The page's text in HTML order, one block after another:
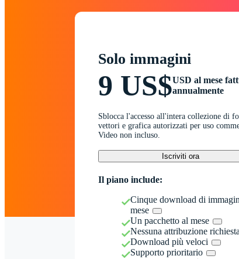
Solo immagini
9 US$USD al mese
annualmente
Sblocca l'accesso all'intera collezione di
vettori e grafica autorizzati per uso
Video non incluso.
Iscriviti ora
Il piano include:
Cinque download di
mese
Un pacchetto al mese
Nessuna attribuzione richiesta
Download più veloci
Supporto prioritario